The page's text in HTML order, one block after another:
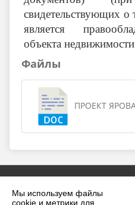
Мы используем файлы
cookie и метрики для
свидетельствующих о
является
объекта
Файлы
ПРОЕКТ